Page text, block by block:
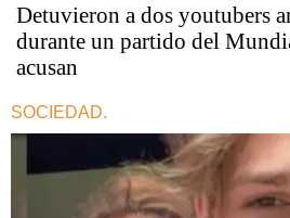
Detuvieron a dos youtubers
durante un partido del
acusan
SOCIEDAD.